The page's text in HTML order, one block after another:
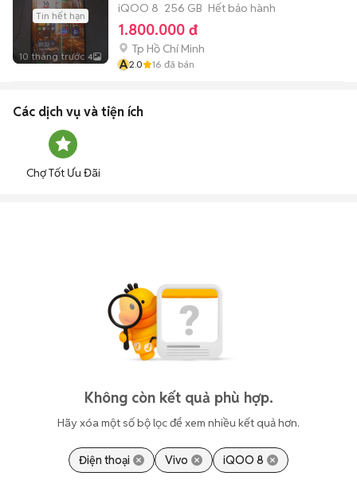
Tin hết hạn
10 tháng trước 4
iQOO 8 256 GB Hết bảo hành
1.800.000 đ
Tp Hồ Chí Minh
A2.0 16 đã bán
Các dịch vụ và tiện ích
Chợ Tốt Ưu Đãi
Không còn kết quả phù hợp.
Hãy xóa một số bộ lọc để xem nhiều kết quả hơn.
Điện thoại Vivo iQOO 8